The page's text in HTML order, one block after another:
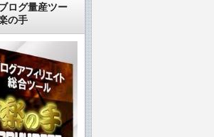
ログ量産ツー
の手